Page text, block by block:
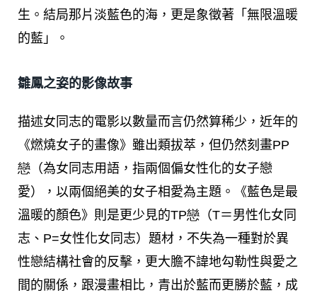
生。結局那片淡藍色的海，更是象徵著「無限溫暖
的藍」。
雛鳳之姿的影像故事
描述女同志的電影以數量而言仍然算稀少，近年的
《燃燒女子的畫像》雖出類拔萃，但仍然刻畫PP
戀 （為女同志用語，指兩個偏女性化的女子戀
愛），以兩個絕美的女子相愛為主題。《藍色是最
溫暖的顏色》則是更少見的TP戀 （T＝男性化女同
志、P=女性化女同志）題材，不失為一種對於異
性戀結構社會的反擊，更大膽不諱地勾勒性與愛之
間的關係，跟漫畫相比，青出於藍而更勝於藍，成